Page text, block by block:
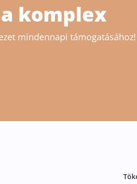
komplex
mindennapi támogatásához!